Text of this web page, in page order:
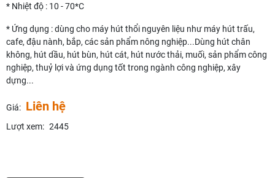
* Nhiệt độ : 10 - 70*C
* Ứng dụng : dùng cho máy hút thổi nguyên liệu như máy hút trấu,
cafe, đậu nành, bắp, các sản phẩm nông nghiệp...Dùng hút chân
không, hút dầu, hút bùn, hút cát, hút nước thải, muối, sản phẩm công
nghiệp, thuỷ lợi và ứng dụng tốt trong ngành công nghiệp, xây
dựng...
Giá: Liên hệ
Lượt xem: 2445